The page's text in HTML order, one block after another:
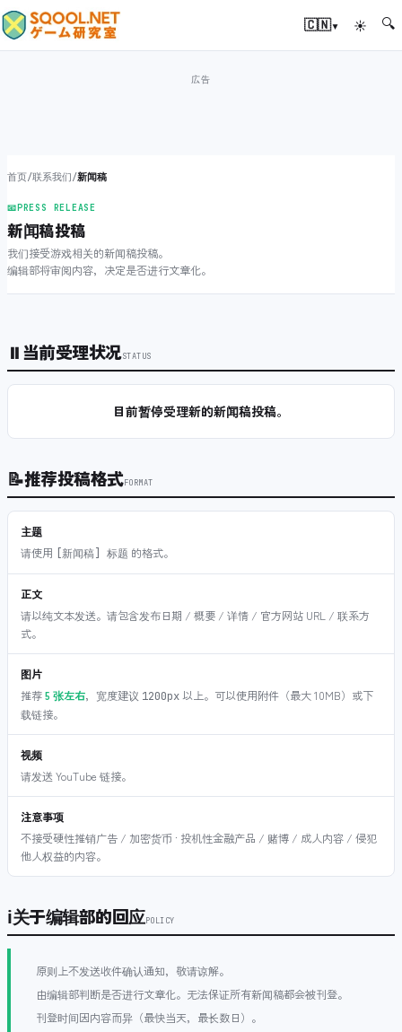
🇨🇳▾ ☀ 🔍
首页/联系我们/新闻稿
📧PRESS RELEASE
新闻稿投稿
我们接受游戏相关的新闻稿投稿。
编辑部将审阅内容，决定是否进行文章化。
⏸当前受理状况STATUS
目前暂停受理新的新闻稿投稿。
📝推荐投稿格式FORMAT
主题
请使用
[新闻稿] 标题 的格式。
正文
请以纯文本发送。请包含发布日期 / 概要 / 详情 / 官方网站 URL / 联系方
式。
图片
推荐5 张左右，宽度建议 1200px以上。可以使用附件（最大 10MB）或下
载链接。
视频
请发送 YouTube 链接。
注意事项
不接受硬性推销广告 / 加密货币 · 投机性金融产品 / 赌博 / 成人内容 / 侵犯
他人权益的内容。
ℹ关于编辑部的回应POLICY
原则上不发送收件确认通知，敬请谅解。
由编辑部判断是否进行文章化。无法保证所有新闻稿都会被刊登。
刊登时间因内容而异（最快当天，最长数日）。